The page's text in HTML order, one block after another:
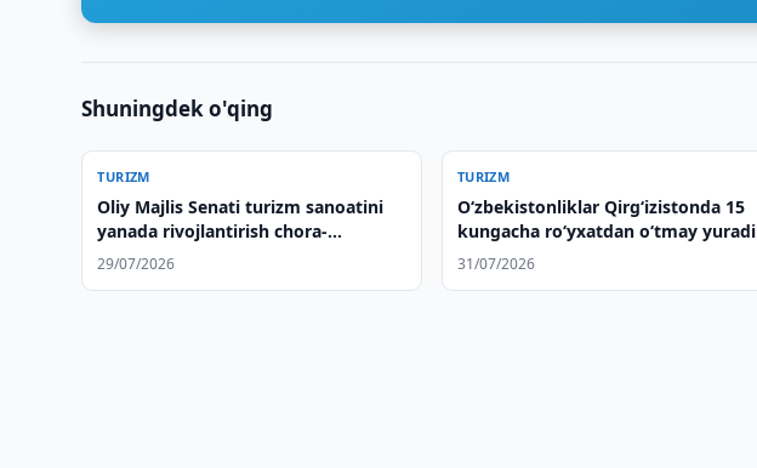
Shuningdek o'qing
TURIZM
Oliy Majlis Senati turizm sanoatini
yanada rivojlantirish chora-
tadbirlarini muhokama qildi
29/07/2026
TURIZM
O‘zbekistonliklar Qirg‘izistonda 15
kungacha ro‘yxatdan o‘tmay yuradi
31/07/2026